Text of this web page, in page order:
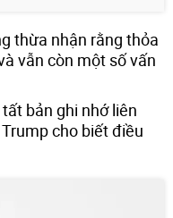
thừa nhận rằng thỏa
vẫn còn một số vấn
bản ghi nhớ liên
cho biết điều